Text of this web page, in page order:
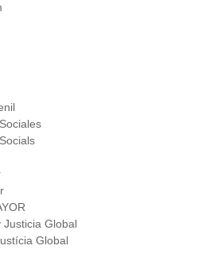
Justicia Global
Global